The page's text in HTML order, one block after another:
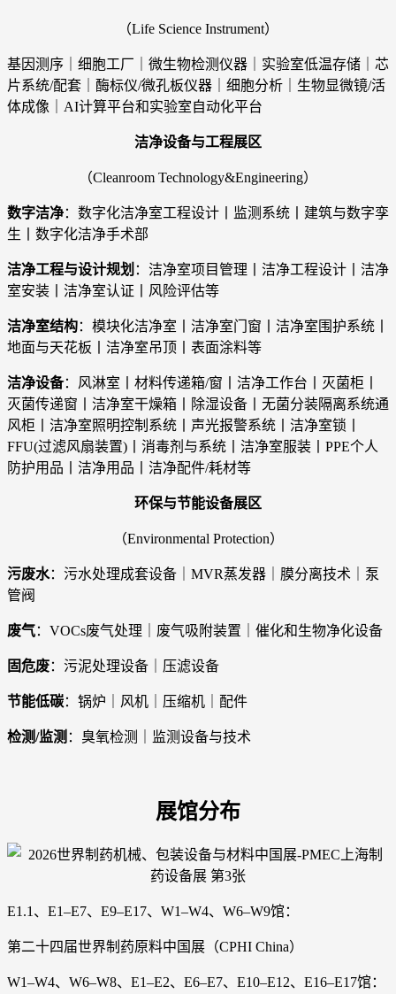
（Life Science Instrument）
基因测序｜细胞工厂｜微生物检测仪器｜实验室低温存储｜芯
片系统/配套｜酶标仪/微孔板仪器｜细胞分析｜生物显微镜/活
体成像｜AI计算平台和实验室自动化平台
洁净设备与工程展区
（Cleanroom Technology&Engineering）
数字洁净：数字化洁净室工程设计丨监测系统丨建筑与数字孪
生丨数字化洁净手术部
洁净工程与设计规划 ：洁净室项目管理丨洁净工程设计丨洁净
室安装丨洁净室认证丨风险评估等
洁净室结构：模块化洁净室丨洁净室门窗丨洁净室围护系统丨
地面与天花板丨洁净室吊顶丨表面涂料等
洁净设备：风淋室丨材料传递箱/窗丨洁净工作台丨灭菌柜丨
灭菌传递窗丨洁净室干燥箱丨除湿设备丨无菌分装隔离系统通
风柜丨洁净室照明控制系统丨声光报警系统丨洁净室锁丨
FFU(过滤风扇装置)丨消毒剂与系统丨洁净室服装丨PPE个人
防护用品丨洁净用品丨洁净配件/耗材等
环保与节能设备展区
（Environmental Protection）
污废水：污水处理成套设备｜MVR蒸发器｜膜分离技术｜泵
管阀
废气：VOCs废气处理｜废气吸附装置｜催化和生物净化设备
固危废：污泥处理设备｜压滤设备
节能低碳：锅炉｜风机｜压缩机｜配件
检测/监测 ：臭氧检测｜监测设备与技术
展馆分布
E1.1、E1–E7、E9–E17、W1–W4、W6–W9馆：
第二十四届世界制药原料中国展（CPHI China）
W1–W4、W6–W8、E1–E2、E6–E7、E10–E12、E16–E17馆：